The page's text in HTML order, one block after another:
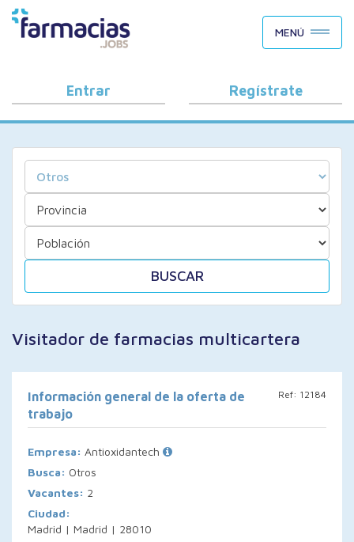
BUSCAR CANDIDATOS
OFERTAS DE EMPLEO
COMO FUNCIONA
PORQUÉ FARMACIAS.JOBS
BLOG
MENÚ
Entrar Regístrate
BUSCAR
Visitador de farmacias multicartera
Ref: 12184
Información general de la oferta de
trabajo
Empresa: Antioxidantech
Busca: Otros
Vacantes: 2
Ciudad:
Madrid | Madrid | 28010